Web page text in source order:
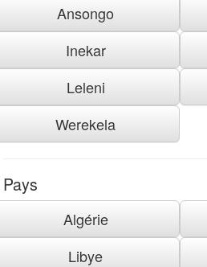
Ansongo
Inekar
Leleni
Werekela
Pays
Algérie
Libye